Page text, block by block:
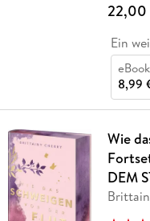
22,00
Ein
8,99
Wie
DEM